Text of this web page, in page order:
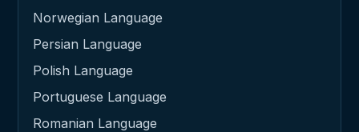
Norwegian Language
Persian Language
Polish Language
Portuguese Language
Romanian Language